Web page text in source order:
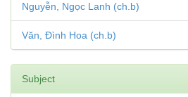
Nguyễn, Ngọc Lanh (ch.b)
Văn, Đình Hoa (ch.b)
Subject